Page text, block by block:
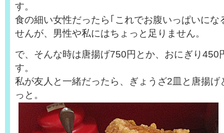
す。
食の細い女性だったら｢これでお腹いっぱいに
せんが、男性や私にはちょっと足りません。
で、そんな時は唐揚げ750円とか、おにぎり450
す。
私が友人と一緒だったら、ぎょうざ2皿と唐揚げ
っと。